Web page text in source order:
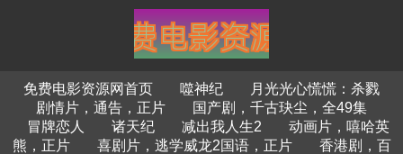
免费电影资源网首页 噬神纪
月光光心慌慌：杀戮
剧情片，通告，正片
国产剧，千古玦尘，全49集
冒牌恋人
诸天纪 减出我人生2
动画片，嘻哈英
熊，正片
喜剧片，逃学威龙2国语，正片
香港剧，百